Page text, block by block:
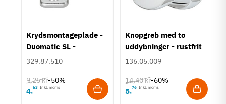
Montering
M4 bolt
Type
Stil
Krydsmontageplade -
Duomatic SL -
Euroskruer
329.87.510
9,25 kr-50%
4,63 Inkl. moms
Knopgreb med to
uddybninger - rustfrit
stål
136.05.009
14,40 kr-60%
5,76 Inkl. moms